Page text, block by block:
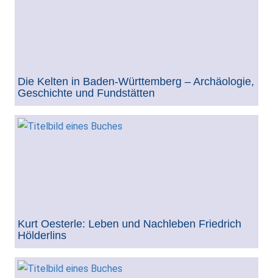
Die Kelten in Baden-Württemberg – Archäologie,
Geschichte und Fundstätten
Kurt Oesterle: Leben und Nachleben Friedrich
Hölderlins